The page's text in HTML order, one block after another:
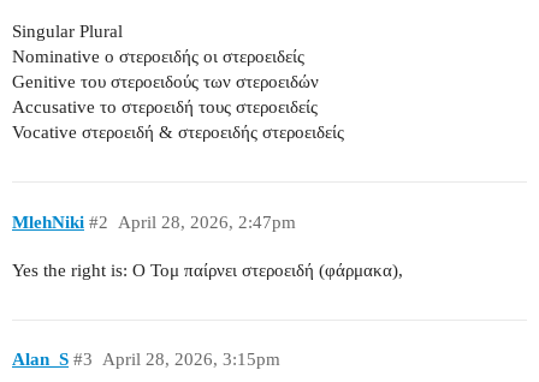
Singular Plural
Nominative ο στεροειδής οι στεροειδείς
Genitive του στεροειδούς των στεροειδών
Accusative το στεροειδή τους στεροειδείς
Vocative στεροειδή & στεροειδής στεροειδείς
MlehNiki April 28, 2026, 2:47pm
#2
Yes the right is: Ο Τομ παίρνει στεροειδή (φάρμακα),
Alan_S April 28, 2026, 3:15pm
#3